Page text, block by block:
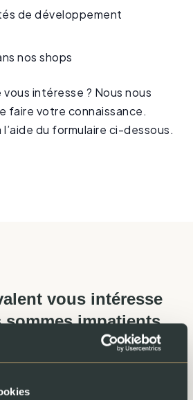
de développement
nos shops
intéresse ? Nous nous
faire votre connaissance.
du formulaire ci-dessous.
vous intéresse
impatients
connaissance !